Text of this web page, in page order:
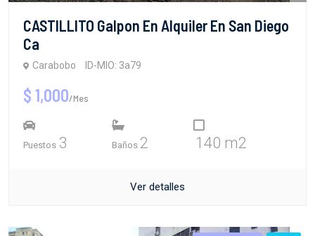
CASTILLITO Galpon En Alquiler En San Diego
Ca
Carabobo ID-MIO: 3a79
$ 1,000/Mes
Puestos 3 Baños 2 140 m2
Ver detalles